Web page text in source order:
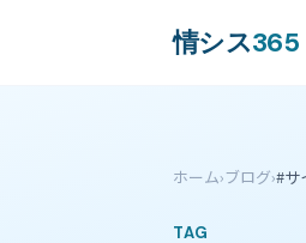
情シス365
ホーム›ブログ›#サ
TAG